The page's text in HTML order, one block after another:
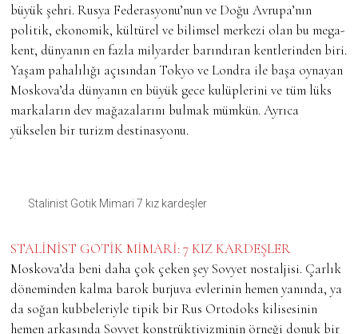
büyük şehri. Rusya Federasyonu’nun ve Doğu Avrupa’nın
politik, ekonomik, kültürel ve bilimsel merkezi olan bu mega-
kent, dünyanın en fazla milyarder barındıran kentlerinden biri.
Yaşam pahalılığı açısından Tokyo ve Londra ile başa oynayan
Moskova’da dünyanın en büyük gece kulüplerini ve tüm lüks
markaların dev mağazalarını bulmak mümkün. Ayrıca
yükselen bir turizm destinasyonu.
Stalinist Gotik Mimari 7 kız kardeşler
STALİNİST GOTİK MİMARİ: 7 KIZ KARDEŞLER
Moskova’da beni daha çok çeken şey Sovyet nostaljisi. Çarlık
döneminden kalma barok burjuva evlerinin hemen yanında, ya
da soğan kubbeleriyle tipik bir Rus Ortodoks kilisesinin
hemen arkasında Sovyet konstrüktivizminin örneği donuk bir